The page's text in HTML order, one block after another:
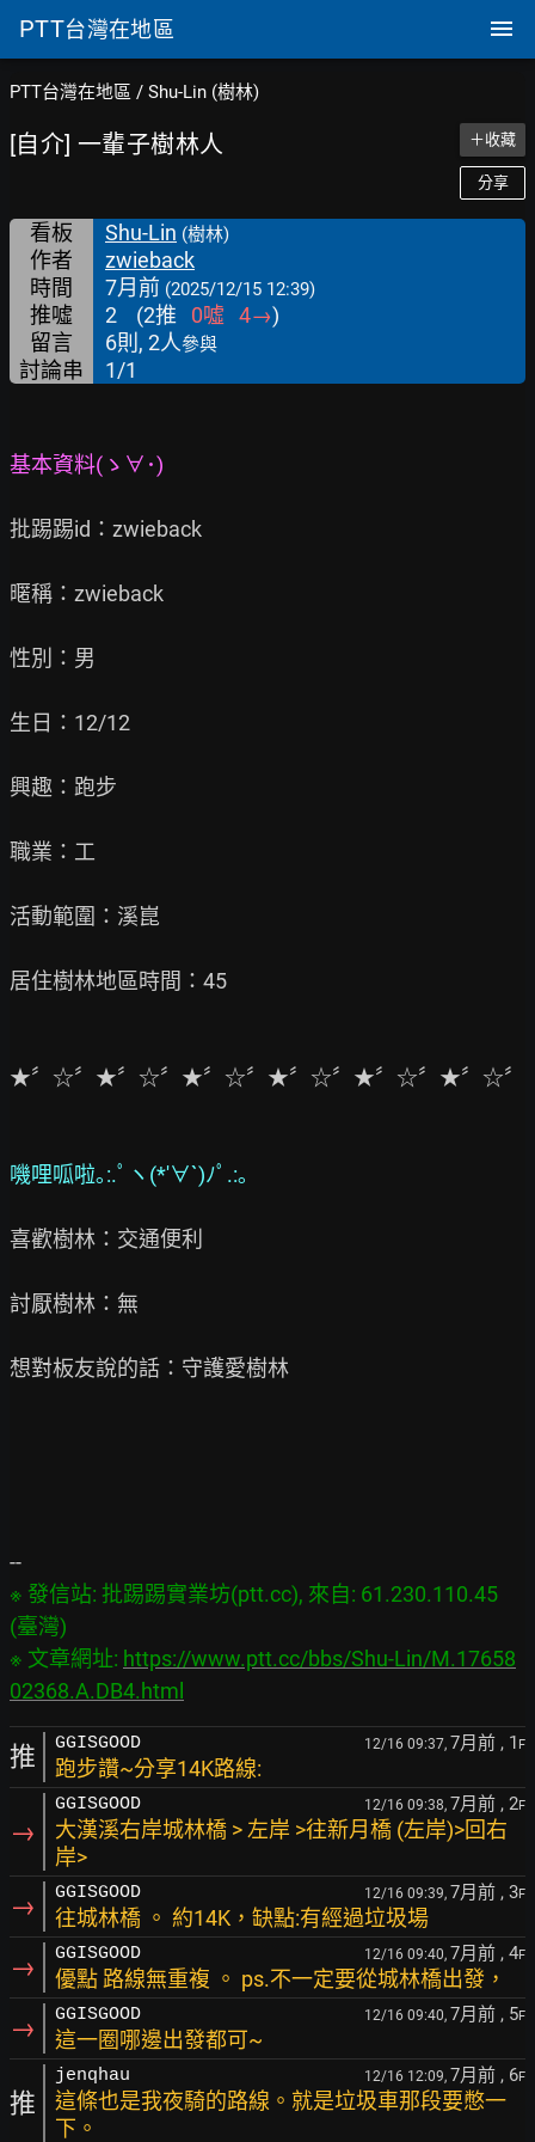
PTT台灣在地區
PTT台灣在地區 / Shu-Lin (樹林)
[自介] 一輩子樹林人 ＋收藏
分享
看板 Shu-Lin (樹林)
作者
zwieback
時間
7月前 (2025/12/15 12:39)
推噓 2 (2推 0噓 4→)
留言
6則, 2人參與
討論串 1/1
基本資料(ゝ∀･)
批踢踢id：zwieback
暱稱：zwieback
性別：男
生日：12/12
興趣：跑步
職業：工
活動範圍：溪崑
居住樹林地區時間：45
★〞☆〞★〞☆〞★〞☆〞★〞☆〞★〞☆〞★〞☆〞
嘰哩呱啦｡:.ﾟヽ(*′∀`)ﾉﾟ.:｡
喜歡樹林：交通便利
討厭樹林：無
想對板友說的話：守護愛樹林
※ 發信站: 批踢踢實業坊(ptt.cc), 來自: 61.230.110.45
(臺灣)
※ 文章網址: https://www.ptt.cc/bbs/Shu-Lin/M.17658
02368.A.DB4.html
推 GGISGOOD 12/16 09:37, 7月前 , 1 F
跑步讚~分享14K路線:
→
GGISGOOD 12/16 09:38, 7月前 , 2F
大漢溪右岸城林橋 > 左岸 >往新月橋 (左岸)>回右
岸>
→ GGISGOOD 12/16 09:39, 7月前 , 3F
往城林橋 。 約14K，缺點:有經過垃圾場
→ GGISGOOD 12/16 09:40, 7月前 , 4F
優點 路線無重複 。 ps.不一定要從城林橋出發，
→ GGISGOOD 12/16 09:40, 7月前 , 5F
這一圈哪邊出發都可~
推
jenqhau 12/16 12:09, 7月前 , 6F
這條也是我夜騎的路線。就是垃圾車那段要憋一
下。